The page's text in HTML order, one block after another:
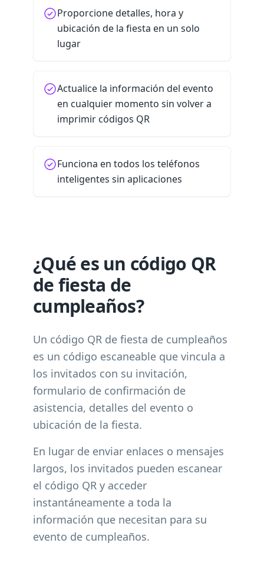
Proporcione detalles, hora y
ubicación de la fiesta en un solo
lugar
Actualice la información del evento
en cualquier momento sin volver a
imprimir códigos QR
Funciona en todos los teléfonos
inteligentes sin aplicaciones
¿Qué es un código QR
de fiesta de
cumpleaños?
Un código QR de fiesta de cumpleaños
es un código escaneable que vincula a
los invitados con su invitación,
formulario de confirmación de
asistencia, detalles del evento o
ubicación de la fiesta.
En lugar de enviar enlaces o mensajes
largos, los invitados pueden escanear
el código QR y acceder
instantáneamente a toda la
información que necesitan para su
evento de cumpleaños.